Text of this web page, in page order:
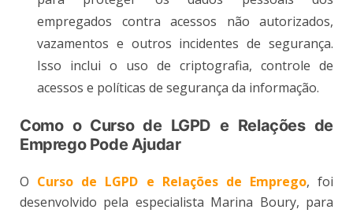
empregados contra acessos não autorizados,
vazamentos e outros incidentes de segurança.
Isso inclui o uso de criptografia, controle de
acessos e políticas de segurança da informação​.
Como o Curso de LGPD e Relações de
Emprego Pode Ajudar
O Curso de LGPD e Relações de Emprego, foi
desenvolvido pela especialista Marina Boury, para